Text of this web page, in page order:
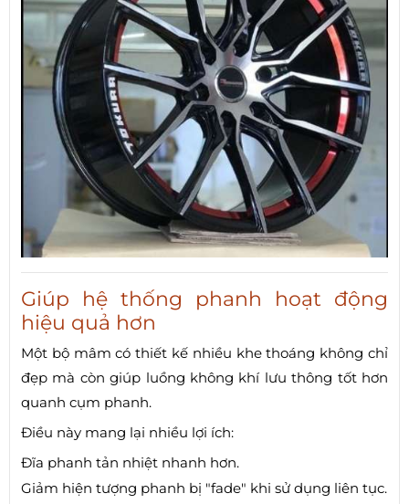
Giúp hệ thống phanh hoạt động
hiệu quả hơn
Một bộ mâm có thiết kế nhiều khe thoáng không chỉ
đẹp mà còn giúp luồng không khí lưu thông tốt hơn
quanh cụm phanh.
Điều này mang lại nhiều lợi ích:
Đĩa phanh tản nhiệt nhanh hơn.
Giảm hiện tượng phanh bị "fade" khi sử dụng liên tục.